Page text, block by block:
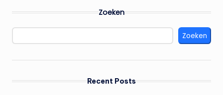
Zoeken
Zoeken
Recent Posts